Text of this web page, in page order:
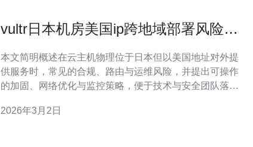
vultr日本机房美国ip跨地域部署风险与
本文简明概述在云主机物理位于日本但以美国地址对外提
供服务时，常见的合规、路由与运维风险，并提出可操作
的加固、网络优化与监控策略，便于技术与安全团队落地
家用户或需要利用某些地区资源（例如美国IP访问权限或
2026年3月2日